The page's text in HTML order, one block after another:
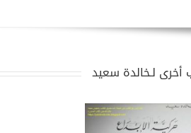
أخرى لـخالدة سعيد